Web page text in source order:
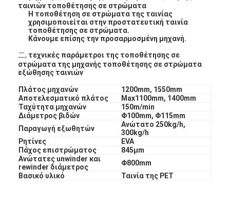
ταινιών τοποθέτησης σε στρώματα
Η τοποθέτηση σε στρώματα της ταινίας
χρησιμοποιείται στην προστατευτική ταινία
τοποθέτησης σε στρώματα.
Κάνουμε επίσης την προσαρμοσμένη μηχανή.
二, τεχνικές παράμετροι της τοποθέτησης σε
στρώματα της μηχανής τοποθέτησης σε στρώματα
εξώθησης ταινιών
Πλάτος μηχανών
1200mm, 1550mm
Αποτελεσματικό πλάτος
Max1100mm, 1400mm
Ταχύτητα μηχανών
150m/min
Διάμετρος βιδών
Φ100mm, Φ115mm
Παραγωγή εξωθητών
Ανώτατο 250kg/h,
300kg/h
Ρητίνες
EVA
Πάχος επιστρώματος
845μm
Ανώτατες unwinder και
rewinder διάμετρος
Φ800mm
Βασικό υλικό
Ταινία της PET